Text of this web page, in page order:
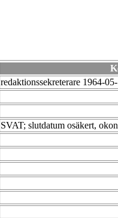
redaktionssekreterare 1964-
SVAT; slutdatum osäkert,